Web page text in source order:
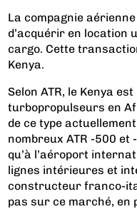
La compagnie
d’acquérir en location
cargo. Cette
Kenya.
Selon ATR, le Kenya
turbopropulseurs en
de ce type
nombreux ATR -500 et
qu’à l’aéroport
lignes intérieures et
constructeur franco-
pas sur ce marché, en